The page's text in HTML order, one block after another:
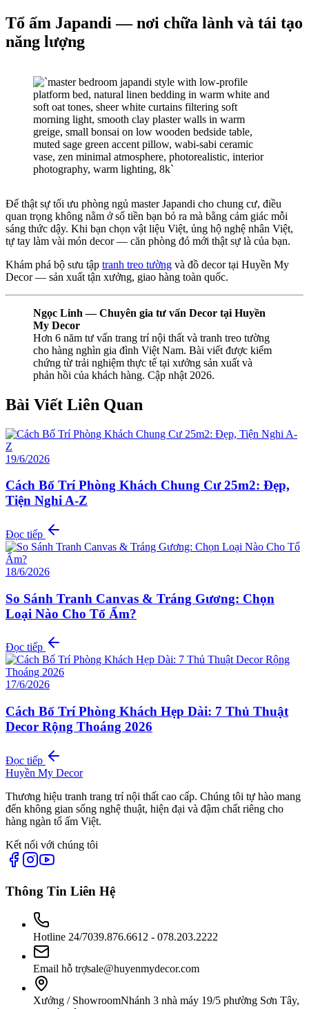
Tổ ấm Japandi — nơi chữa lành và tái tạo
năng lượng
Để thật sự tối ưu phòng ngủ master Japandi cho chung cư, điều
quan trọng không nằm ở số tiền bạn bỏ ra mà bằng cảm giác mỗi
sáng thức dậy. Khi bạn chọn vật liệu Việt, ủng hộ nghệ nhân Việt,
tự tay làm vài món decor — căn phòng đó mới thật sự là của bạn.
Khám phá bộ sưu tập tranh treo tường và đồ decor tại Huyền My
Decor — sản xuất tận xưởng, giao hàng toàn quốc.
Ngọc Linh — Chuyên gia tư vấn Decor tại Huyền
My Decor
Hơn 6 năm tư vấn trang trí nội thất và tranh treo tường
cho hàng nghìn gia đình Việt Nam. Bài viết được kiểm
chứng từ trải nghiệm thực tế tại xưởng sản xuất và
phản hồi của khách hàng. Cập nhật 2026.
Bài Viết Liên Quan
19/6/2026
Cách Bố Trí Phòng Khách Chung Cư 25m2: Đẹp,
Tiện Nghi A-Z
Đọc tiếp
18/6/2026
So Sánh Tranh Canvas & Tráng Gương: Chọn
Loại Nào Cho Tổ Ấm?
Đọc tiếp
17/6/2026
Cách Bố Trí Phòng Khách Hẹp Dài: 7 Thủ Thuật
Decor Rộng Thoáng 2026
Đọc tiếp
Huyền My Decor
Thương hiệu tranh trang trí nội thất cao cấp. Chúng tôi tự hào mang
đến không gian sống nghệ thuật, hiện đại và đậm chất riêng cho
hàng ngàn tổ ấm Việt.
Kết nối với chúng tôi
Thông Tin Liên Hệ
Hotline 24/7039.876.6612 - 078.203.2222
Email hỗ trợsale@huyenmydecor.com
Xưởng / ShowroomNhánh 3 nhà máy 19/5 phường Sơn Tây,